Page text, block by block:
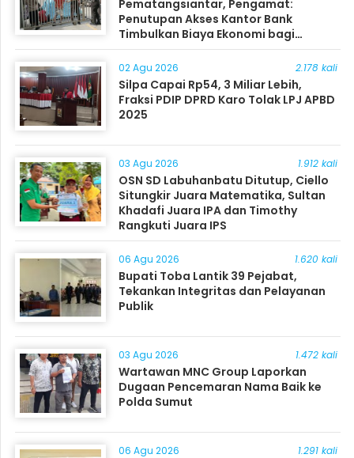
Pematangsiantar, Pengamat:
Penutupan Akses Kantor Bank
Timbulkan Biaya Ekonomi bagi
Masyarakat
02 Agu 2026 2.178 kali
Silpa Capai Rp54, 3 Miliar Lebih,
Fraksi PDIP DPRD Karo Tolak LPJ APBD
2025
03 Agu 2026 1.912 kali
OSN SD Labuhanbatu Ditutup, Ciello
Situngkir Juara Matematika, Sultan
Khadafi Juara IPA dan Timothy
Rangkuti Juara IPS
06 Agu 2026 1.620 kali
Bupati Toba Lantik 39 Pejabat,
Tekankan Integritas dan Pelayanan
Publik
03 Agu 2026 1.472 kali
Wartawan MNC Group Laporkan
Dugaan Pencemaran Nama Baik ke
Polda Sumut
06 Agu 2026 1.291 kali